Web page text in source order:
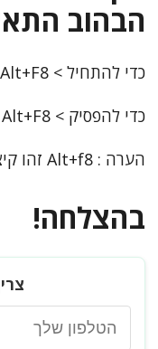
הבהוב
כדי להתחיל > Alt+F8 > לחץ על Blink
כדי להפסיק > Alt+F8 > לחץ על PauseBlink
הערה : Alt+f8 זהו קיצור אל :
בהצלחה!